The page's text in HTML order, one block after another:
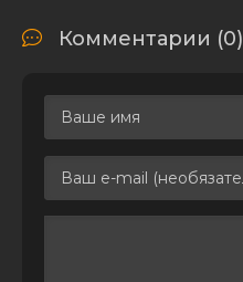
Комментарии (0)